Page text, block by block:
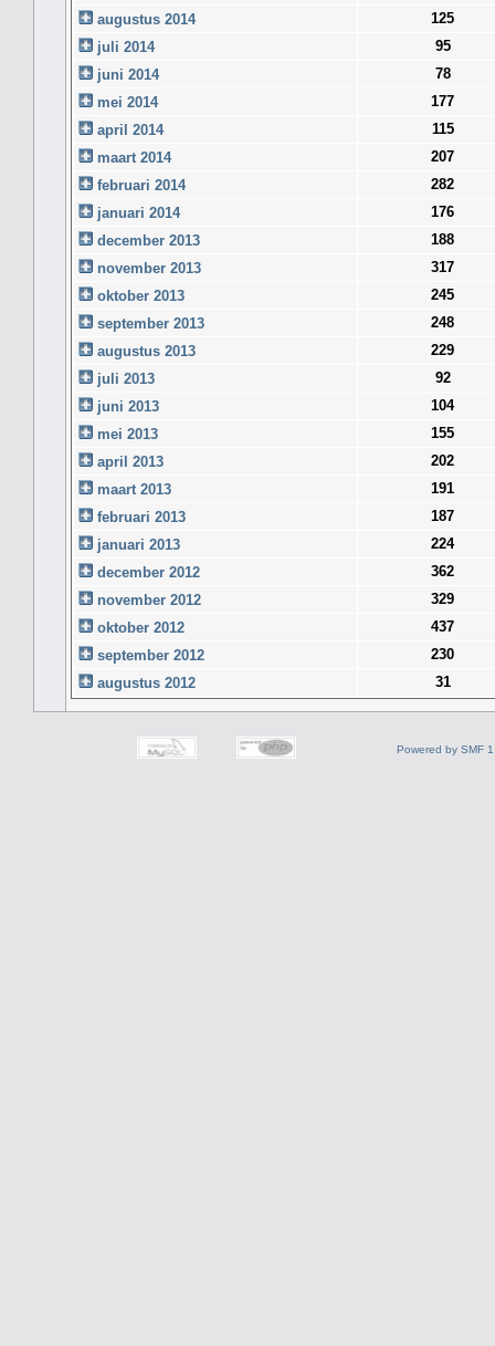
augustus 2014
125
juli 2014
95
juni 2014
78
mei 2014
177
april 2014
115
maart 2014
207
februari 2014
282
januari 2014
176
december 2013
188
november 2013
317
oktober 2013
245
september 2013
248
augustus 2013
229
juli 2013
92
juni 2013
104
mei 2013
155
april 2013
202
maart 2013
191
februari 2013
187
januari 2013
224
december 2012
362
november 2012
329
oktober 2012
437
september 2012
230
augustus 2012
31
Powered by SMF